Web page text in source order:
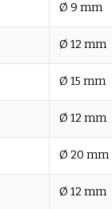
Ø 9 mm
Ø 12 mm
Ø 15 mm
Ø 12 mm
Ø 20 mm
Ø 12 mm